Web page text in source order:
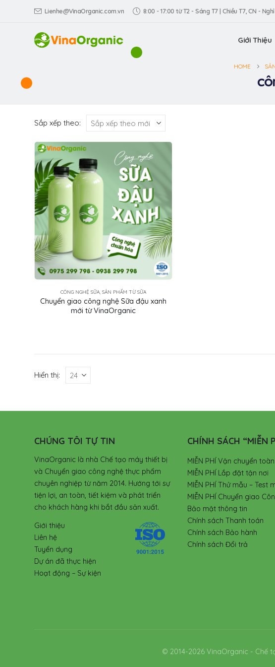
Lienhe@VinaOrganic.com.vn 8:00 - 17:00 từ T2 - Sáng T7 | Chiều T7, CN - Nghỉ
Giới Thiệu
HOME
Sắp xếp theo:
CÔNG NGHỆ SỮA, SẢN PHẨM TỪ SỮA
Chuyển giao công nghệ Sữa đậu xanh
mới từ VinaOrganic
Hiển thị:
CHÚNG TÔI TỰ TIN
VinaOrganic là nhà Chế tạo máy thiết bị
và Chuyển giao công nghệ thực phẩm
chuyên nghiệp từ năm 2014. Hướng tới sự
tiện lợi, an toàn, tiết kiệm và phát triển
cho khách hàng khi bắt đầu sản xuất.
Giới thiệu
Liên hệ
Tuyển dụng
Dự án đã thực hiện
Hoạt động – Sự kiện
CHÍNH SÁCH “MIỄN
MIỄN PHÍ Vận chuyển
MIỄN PHÍ Lắp đặt tận nơi
MIỄN PHÍ Thử mẫu – Test
MIỄN PHÍ Chuyển giao
Bảo mật thông tin
Chính sách Thanh toán
Chính sách Bảo hành
Chính sách Đổi trả
© 2014-2026 VinaOrganic - Chế